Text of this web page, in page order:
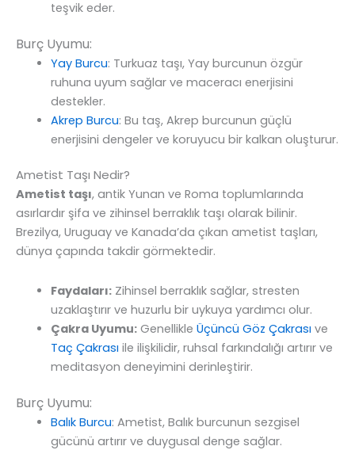
teşvik eder.
Burç Uyumu:
Yay Burcu: Turkuaz taşı, Yay burcunun özgür
ruhuna uyum sağlar ve maceracı enerjisini
destekler.
Akrep Burcu: Bu taş, Akrep burcunun güçlü
enerjisini dengeler ve koruyucu bir kalkan oluşturur.
Ametist Taşı Nedir?
Ametist taşı, antik Yunan ve Roma toplumlarında
asırlardır şifa ve zihinsel berraklık taşı olarak bilinir.
Brezilya, Uruguay ve Kanada’da çıkan ametist taşları,
dünya çapında takdir görmektedir.
Faydaları:Zihinsel berraklık sağlar, stresten
uzaklaştırır ve huzurlu bir uykuya yardımcı olur.
Çakra Uyumu:Genellikle Üçüncü Göz Çakrasıve
Taç Çakrasıile ilişkilidir, ruhsal farkındalığı artırır ve
meditasyon deneyimini derinleştirir.
Burç Uyumu:
Balık Burcu: Ametist, Balık burcunun sezgisel
gücünü artırır ve duygusal denge sağlar.